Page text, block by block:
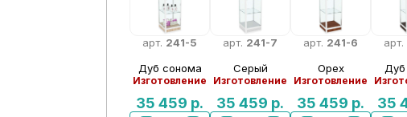
арт. 241-5
Дуб сонома
Изготовление
35 459 р.
арт. 241-7
Серый
Изготовление
35 459 р.
арт. 241-6
Орех
Изготовление
35 459 р.
арт.
Дуб
35